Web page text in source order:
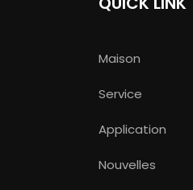
Maison
Service
Application
Nouvelles